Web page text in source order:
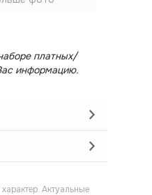
платных/
информацию.
Актуальные